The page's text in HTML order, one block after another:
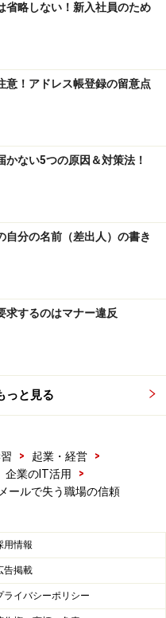
バル会社に契約を取ら
なことを、きちんと報告
せず課長にメールで報
ってしまいました。
を見極めよ！
でのコミュニケーショ
んと“ホウレソウ”もで
いな。」と思わせてし
がいるのであれば、当然
て直接話すこと」です。
をしても繋がらないなど
ておきますが、時間が
さい。」とメッセージ
報告するといいでしょ
省略しない！新入社員のため
意！アドレス帳登録の留意点
かない5つの原因＆対策法！
自分の名前（差出人）の書き
求するのはマナー違反
っと見る
> 起業・経営
>
企業のIT活用
>
メールで失う職場の信頼
用情報
告掲載
ライバシーポリシー